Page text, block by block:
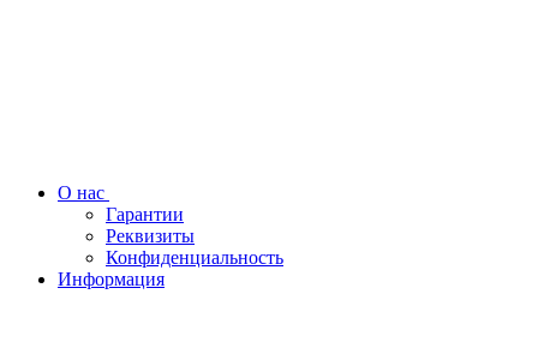
О нас
Гарантии
Реквизиты
Конфиденциальность
Информация